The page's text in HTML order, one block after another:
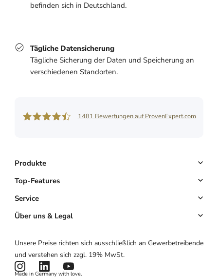
befinden sich in Deutschland.
Tägliche Datensicherung
Tägliche Sicherung der Daten und Speicherung an
verschiedenen Standorten.
1481 Bewertungen auf ProvenExpert.com
Produkte
Buchungssystem
Kassensystem
Komplettlösung
Hardware
Preise
Top-Features
Online-Terminbuchung
Kundenmanagement
Zahlungen
Kartenlesegerät
Service
Key Account
Potenzialrechner
Über uns & Legal
Impressum
AGB
Unsere Preise richten sich ausschließlich an Gewerbetreibende
und verstehen sich zzgl. 19% MwSt.
Made in Germany with love.